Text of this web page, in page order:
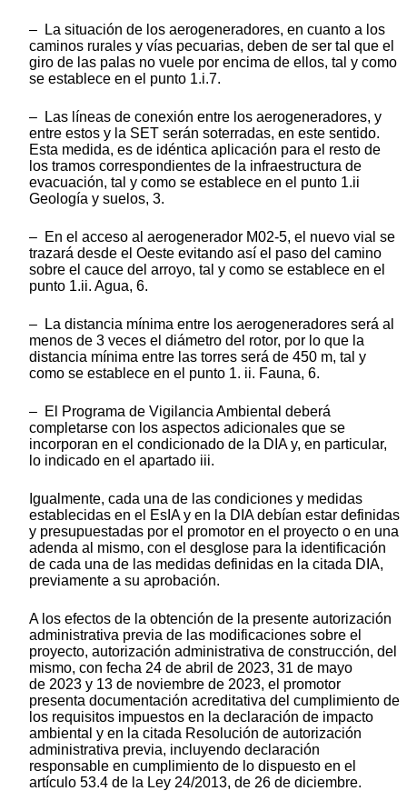
– La situación de los aerogeneradores, en cuanto a los
caminos rurales y vías pecuarias, deben de ser tal que el
giro de las palas no vuele por encima de ellos, tal y como
se establece en el punto 1.i.7.
– Las líneas de conexión entre los aerogeneradores, y
entre estos y la SET serán soterradas, en este sentido.
Esta medida, es de idéntica aplicación para el resto de
los tramos correspondientes de la infraestructura de
evacuación, tal y como se establece en el punto 1.ii
Geología y suelos, 3.
– En el acceso al aerogenerador M02-5, el nuevo vial se
trazará desde el Oeste evitando así el paso del camino
sobre el cauce del arroyo, tal y como se establece en el
punto 1.ii. Agua, 6.
– La distancia mínima entre los aerogeneradores será al
menos de 3 veces el diámetro del rotor, por lo que la
distancia mínima entre las torres será de 450 m, tal y
como se establece en el punto 1. ii. Fauna, 6.
– El Programa de Vigilancia Ambiental deberá
completarse con los aspectos adicionales que se
incorporan en el condicionado de la DIA y, en particular,
lo indicado en el apartado iii.
Igualmente, cada una de las condiciones y medidas
establecidas en el EsIA y en la DIA debían estar definidas
y presupuestadas por el promotor en el proyecto o en una
adenda al mismo, con el desglose para la identificación
de cada una de las medidas definidas en la citada DIA,
previamente a su aprobación.
A los efectos de la obtención de la presente autorización
administrativa previa de las modificaciones sobre el
proyecto, autorización administrativa de construcción, del
mismo, con fecha 24 de abril de 2023, 31 de mayo
de 2023 y 13 de noviembre de 2023, el promotor
presenta documentación acreditativa del cumplimiento de
los requisitos impuestos en la declaración de impacto
ambiental y en la citada Resolución de autorización
administrativa previa, incluyendo declaración
responsable en cumplimiento de lo dispuesto en el
artículo 53.4 de la Ley 24/2013, de 26 de diciembre.